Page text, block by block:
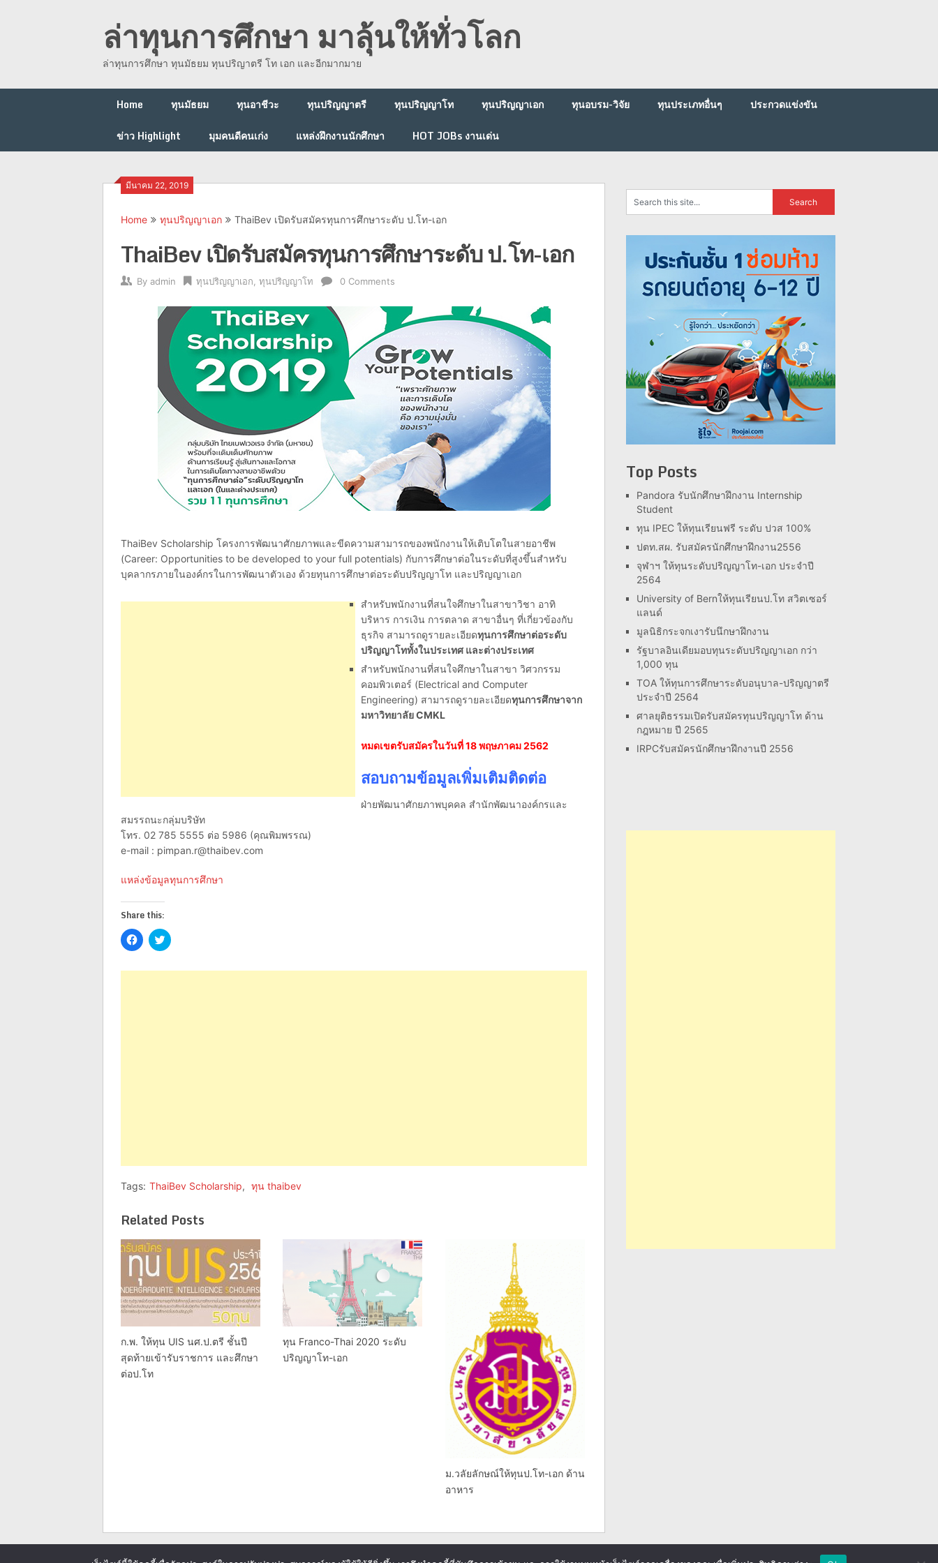
ล่าทุนการศึกษา มาลุ้นให้ทั่วโลก
ล่าทุนการศึกษา ทุนมัธยม ทุนปริญาตรี โท เอก และอีกมากมาย
Home ทุนมัธยม ทุนอาชีวะ ทุนปริญญาตรี ทุนปริญญาโท ทุนปริญญาเอก ทุนอบรม-วิจัย ทุนประเภทอื่นๆ
ประกวดแข่งขัน
ข่าว Highlight
มุมคนดีคนเก่ง แหล่งฝึกงานนักศึกษา HOT JOBs งานเด่น
มีนาคม 22, 2019
Home ทุนปริญญาเอก ThaiBev เปิดรับสมัครทุนการศึกษาระดับ ป.โท-เอก
ThaiBev เปิดรับสมัครทุนการศึกษาระดับ ป.โท-เอก
By admin ทุนปริญญาเอก ทุนปริญญาโท 0 Comments
ThaiBev Scholarship โครงการพัฒนาศักยภาพและขีดความสามารถของพนักงานให้เติบโตในสายอาชีพ
(Career: Opportunities to be developed to your full potentials) กับการศึกษาต่อในระดับที่สูงขึ้นสำหรับ
บุคลากรภายในองค์กรในการพัฒนาตัวเอง ด้วยทุนการศึกษาต่อระดับปริญญาโท และปริญญาเอก
สำหรับพนักงานที่สนใจศึกษาในสาขาวิชา อาทิ
บริหาร การเงิน การตลาด สาขาอื่นๆ ที่เกี่ยวข้องกับ
ธุรกิจ สามารถดูรายละเอียดทุนการศึกษาต่อระดับ
ปริญญาโททั้งในประเทศ และต่างประเทศ
สำหรับพนักงานที่สนใจศึกษาในสาขา วิศวกรรม
คอมพิวเตอร์ (Electrical and Computer
Engineering) สามารถดูรายละเอียดทุนการศึกษาจาก
มหาวิทยาลัย CMKL
หมดเขตรับสมัครในวันที่ 18 พฤษภาคม 2562
สอบถามข้อมูลเพิ่มเติมติดต่อ
ฝ่ายพัฒนาศักยภาพบุคคล สำนักพัฒนาองค์กรและ
สมรรถนะกลุ่มบริษัท
โทร. 02 785 5555 ต่อ 5986 (คุณพิมพรรณ)
e-mail : pimpan.r@thaibev.com
แหล่งข้อมูลทุนการศึกษา
Share this:
Click
to
Facebook
Click
to
Twitter
Tags: ThaiBev Scholarship, ทุน thaibev
Related Posts
ก.พ. ให้ทุน UIS นศ.ป.ตรี ชั้นปี
สุดท้ายเข้ารับราชการ และศึกษา
ต่อป.โท
ทุน Franco-Thai 2020 ระดับ
ปริญญาโท-เอก
ม.วลัยลักษณ์ให้ทุนป.โท-เอก ด้าน
อาหาร
Top Posts
Pandora รับนักศึกษาฝึกงาน Internship
Student
ทุน IPEC ให้ทุนเรียนฟรี ระดับ ปวส 100%
ปตท.สผ. รับสมัครนักศึกษาฝึกงาน2556
จุฬาฯ ให้ทุนระดับปริญญาโท-เอก ประจำปี
2564
University of Bernให้ทุนเรียนป.โท สวิตเซอร์
แลนด์
มูลนิธิกระจกเงารับนึกษาฝึกงาน
รัฐบาลอินเดียมอบทุนระดับปริญญาเอก กว่า
1,000 ทุน
TOA ให้ทุนการศึกษาระดับอนุบาล-ปริญญาตรี
ประจำปี 2564
ศาลยุติธรรมเปิดรับสมัครทุนปริญญาโท ด้าน
กฎหมาย ปี 2565
IRPCรับสมัครนักศึกษาฝึกงานปี 2556